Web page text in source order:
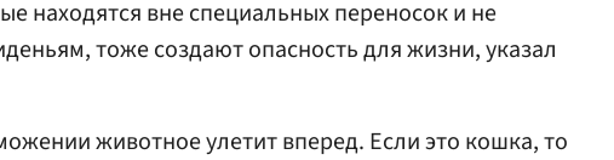
находятся вне специальных переносок и не
тоже создают опасность для жизни, указал
животное улетит вперед. Если это кошка, то